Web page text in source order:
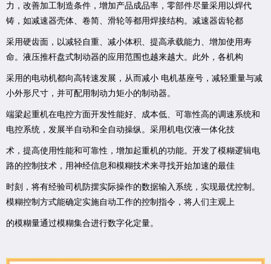
力，改善加工制造条件，增加产品成品率，零部件尽量采用以焊代
铸，如减速器壳体、卷简、滑轮等都用焊接结构。减速器齿轮都
采用硬齿面，以减轻自重、减小体积、提高承载能力、增加使用寿
命。液压推杆盘式制动器的应用范围也越来越大。此外，各机构
采用的电动机都向高转速发展，从而减小 电机基座号，减轻重量与减
小外形尺寸，并可配用制动力矩小的制动器。
端梁起重机在电控方面开发性能好、成本低、可靠性高的调速系统和
电控系统，发展半自动和全自动操纵。采用机电仪液一体化技
术，提高使用性能和可靠性，增加起重机的功能。开发了模糊逻辑电
路的控制技术，用神经信息和模糊技术来寻找开始加速的最佳
时刻，将有经验司机防摆实际操作的数据输入系统，实现最优控制。
模糊控制方式能确定实施自动工作的控制指令，将人们主观上
的模糊量通过模糊集合进行数字化定量。